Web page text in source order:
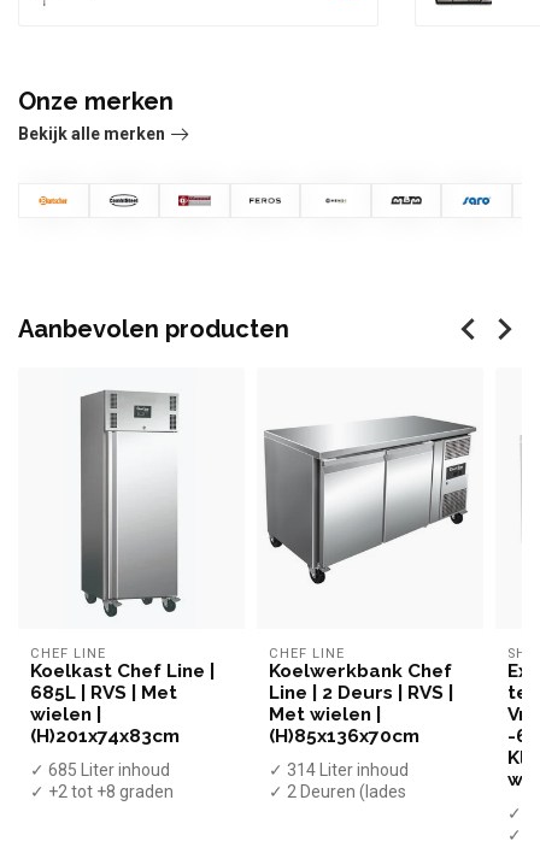
Onze merken
Bekijk alle merken
Aanbevolen producten
CHEF LINE
Koelkast Chef Line |
685L | RVS | Met
wielen |
(H)201x74x83cm
✓ 685 Liter inhoud
✓ +2 tot +8 graden
CHEF LINE
Koelwerkbank Chef
Line | 2 Deurs | RVS |
Met wielen |
(H)85x136x70cm
✓ 314 Liter inhoud
✓ 2 Deuren (lades
SHI-
-
✓
✓ -